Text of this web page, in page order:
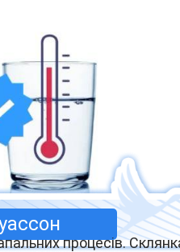
процесів.